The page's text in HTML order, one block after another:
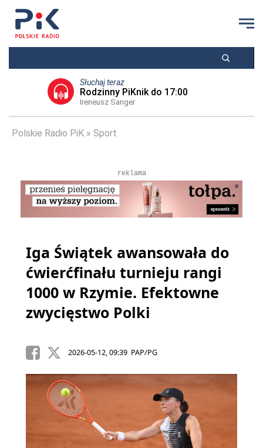
Słuchaj teraz
Rodzinny PiKnik do 17:00
Ireneusz Sanger
Polskie Radio PiK Sport
reklama
Iga Świątek awansowała do
ćwierćfinału turnieju rangi
1000 w Rzymie. Efektowne
zwycięstwo Polki
2026-05-12, 09:39 PAP/PG